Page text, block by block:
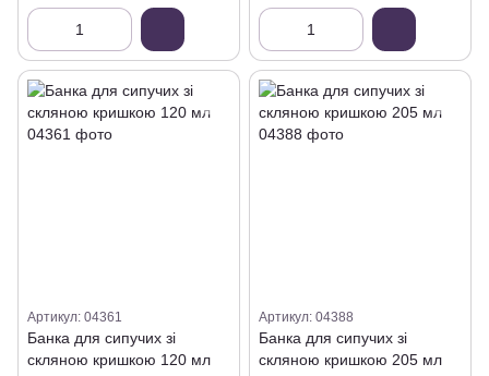
Артикул: 04361
Банка для сипучих зі
скляною кришкою 120 мл
Артикул: 04388
Банка для сипучих зі
скляною кришкою 205 мл